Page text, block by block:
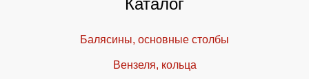
Каталог
Балясины, основные столбы
Вензеля, кольца